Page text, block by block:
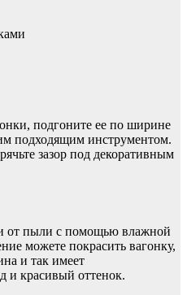
подгоните ее по ширине
подходящим инструментом.
зазор под декоративным
от пыли с помощью влажной
можете покрасить вагонку,
и так имеет
и красивый оттенок.